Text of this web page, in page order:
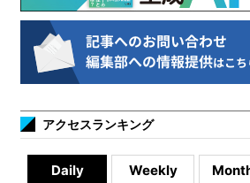
アクセスランキング
Daily Weekly